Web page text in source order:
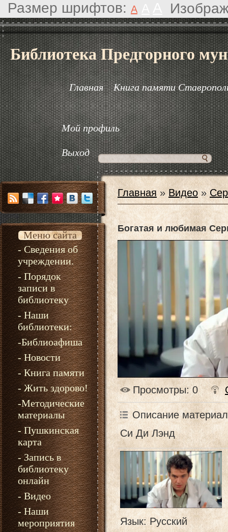
Размер шрифтов: A
Библиотека Предгорного
Главная Книга памяти
Мой профиль
Выход
Меню сайта
- Сведения об
учреждении.
- Порядок
записи в
библиотеку
- Наши
библиотеки:
-Библиоафиша
- Новости
- Книга памяти
- Жить здорово!
-Методические
материалы
- Пушкинская
карта
- Запись в
библиотеку
онлайн
- Видео
- Наши
мероприятия
Главная »Видео »
Богатая и любимая
Просмотры: 0
Описание
Си Ди Лэнд
Язык: Русский